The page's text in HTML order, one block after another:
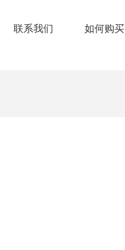
联系我们 如何购买